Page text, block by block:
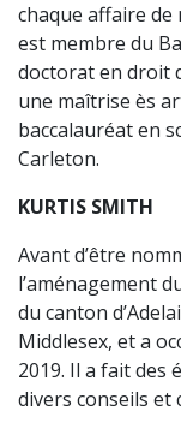
chaque affaire
est membre du
doctorat en droit
une maîtrise ès
baccalauréat en
Carleton.
KURTIS SMITH
Avant d’être
l’aménagement
du canton
Middlesex, et a
2019. Il a fait des
divers conseils et